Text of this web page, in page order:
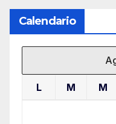
Calendario
L M M